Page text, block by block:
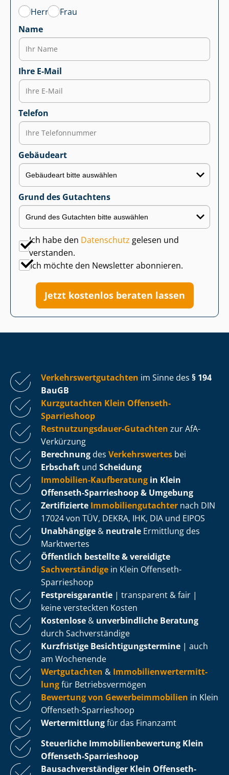
Herr
Frau
Name
Ihre E-Mail
Telefon
Gebäudeart
Grund des Gutachtens
Ich habe den Datenschutz gelesen und
verstanden.
Ich möchte den Newsletter abonnieren.
Jetzt kostenlos beraten lassen
Ver­kehrs­wert­gut­ach­ten im Sinne des § 194
BauGB
Kurzgutachten Klein Offenseth-
Sparrieshoop
Rest­nut­zungs­dau­er-Gutachten zur AfA-
Verkürzung
Berechnung des Verkehrswertes bei
Erbschaft und Scheidung
Immobilien-Kaufberatung in Klein
Offenseth-Sparrieshoop & Umgebung
Zertifizierte Im­mo­bi­li­en­gut­ach­ter nach DIN
17024 von TÜV, DEKRA, IHK, DIA und EIPOS
Unabhängige & neutrale Ermittlung des
Marktwertes
Öffentlich bestellte & vereidigte
Sachverständige in Klein Offenseth-
Sparrieshoop
Fest­preis­ga­ran­tie | transparent & fair |
keine versteckten Kosten
Kostenlose & unverbindliche Beratung
durch Sachverständige
Kurzfristige Be­sich­ti­gungs­ter­mi­ne | auch
am Wochenende
Wertgutachten & Im­mo­bi­li­en­wert­ermitt­
lungfür Be­triebs­ver­mö­gen
Bewertung von Ge­wer­be­im­mo­bi­li­en in Klein
Offenseth-Sparrieshoop
Wertermittlungfür das Finanzamt
Steuerliche Im­mo­bi­li­en­be­wer­tung Klein
Offenseth-Sparrieshoop
Bau­sach­ver­stän­di­ger Klein Offenseth-